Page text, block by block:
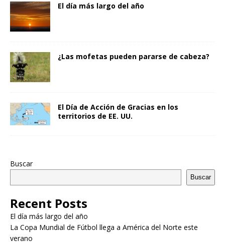
El día más largo del año
¿Las mofetas pueden pararse de cabeza?
El Día de Acción de Gracias en los
territorios de EE. UU.
Buscar
Buscar
Recent Posts
El día más largo del año
La Copa Mundial de Fútbol llega a América del Norte este
verano